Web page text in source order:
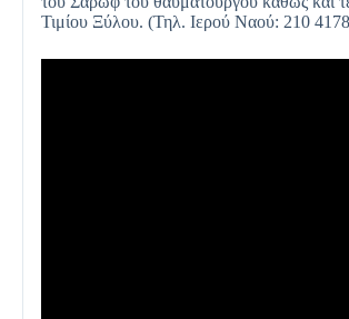
Τιμίου Ξύλου. (Τηλ. Ιερού Ναού: 210